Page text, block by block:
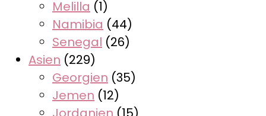
Melilla (1)
Namibia (44)
Senegal (26)
Asien (229)
Georgien (35)
Jemen (12)